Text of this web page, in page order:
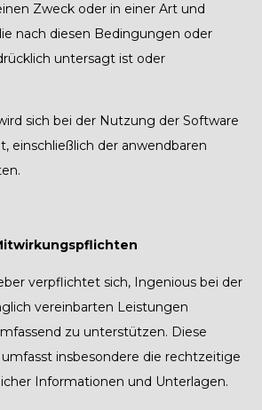
Zweck oder in einer Art und
nach diesen Bedingungen oder
untersagt ist oder
sich bei der Nutzung der Software
einschließlich der anwendbaren
verpflichtet sich, Ingenious bei der
vereinbarten Leistungen
zu unterstützen. Diese
insbesondere die rechtzeitige
Informationen und Unterlagen.